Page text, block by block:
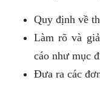
Quy định về
Làm rõ và
cáo như mục
Đưa ra các